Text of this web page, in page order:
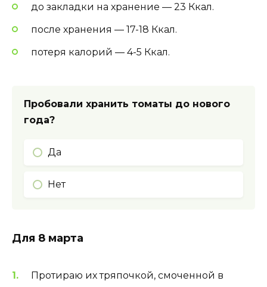
до закладки на хранение — 23 Ккал.
после хранения — 17-18 Ккал.
потеря калорий — 4-5 Ккал.
Пробовали хранить томаты до нового
года?
Да
Нет
Для 8 марта
Протираю их тряпочкой, смоченной в